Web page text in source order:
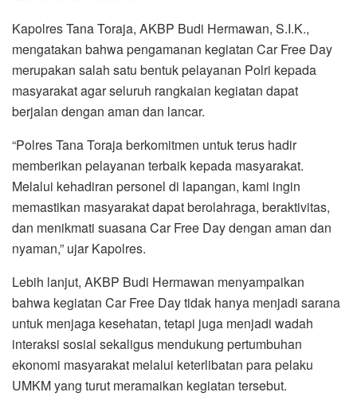
Kapolres Tana Toraja, AKBP Budi Hermawan, S.I.K.,
mengatakan bahwa pengamanan kegiatan Car Free Day
merupakan salah satu bentuk pelayanan Polri kepada
masyarakat agar seluruh rangkaian kegiatan dapat
berjalan dengan aman dan lancar.
“Polres Tana Toraja berkomitmen untuk terus hadir
memberikan pelayanan terbaik kepada masyarakat.
Melalui kehadiran personel di lapangan, kami ingin
memastikan masyarakat dapat berolahraga, beraktivitas,
dan menikmati suasana Car Free Day dengan aman dan
nyaman,” ujar Kapolres.
Lebih lanjut, AKBP Budi Hermawan menyampaikan
bahwa kegiatan Car Free Day tidak hanya menjadi sarana
untuk menjaga kesehatan, tetapi juga menjadi wadah
interaksi sosial sekaligus mendukung pertumbuhan
ekonomi masyarakat melalui keterlibatan para pelaku
UMKM yang turut meramaikan kegiatan tersebut.